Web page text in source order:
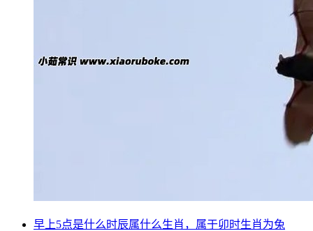
早上5点是什么时辰属什么生肖，属于卯时生肖为兔